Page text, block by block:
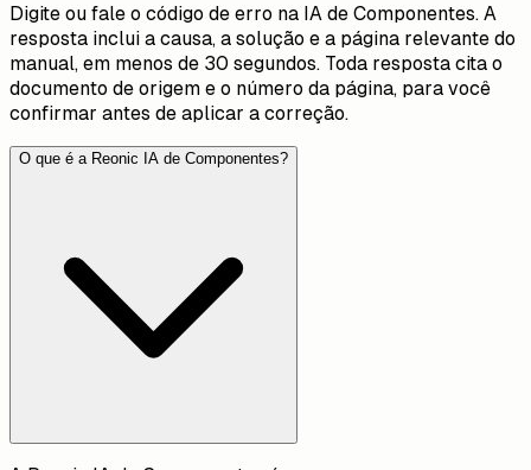
Digite ou fale o código de erro na IA de Componentes. A
resposta inclui a causa, a solução e a página relevante do
manual, em menos de 30 segundos. Toda resposta cita o
documento de origem e o número da página, para você
confirmar antes de aplicar a correção.
O que é a Reonic IA de Componentes?